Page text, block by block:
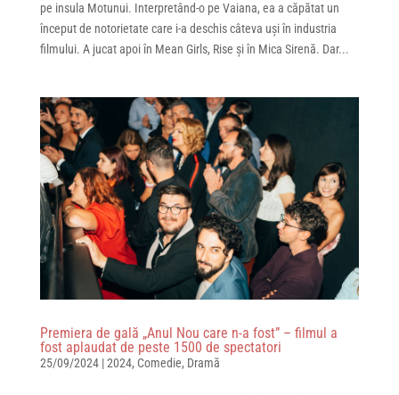
pe insula Motunui. Interpretând-o pe Vaiana, ea a căpătat un
început de notorietate care i-a deschis câteva uși în industria
filmului. A jucat apoi în Mean Girls, Rise și în Mica Sirenă. Dar...
Premiera de gală „Anul Nou care n-a fost” – filmul a
fost aplaudat de peste 1500 de spectatori
25/09/2024|2024, Comedie, Dramă